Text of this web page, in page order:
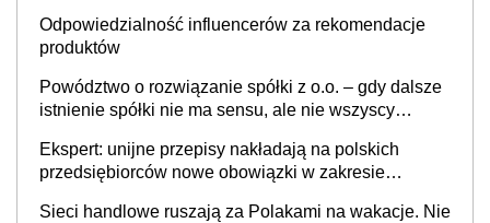
Odpowiedzialność influencerów za rekomendacje
produktów
Powództwo o rozwiązanie spółki z o.o. – gdy dalsze
istnienie spółki nie ma sensu, ale nie wszyscy
Ekspert: unijne przepisy nakładają na polskich
przedsiębiorców nowe obowiązki w zakresie
Sieci handlowe ruszają za Polakami na wakacje. Nie